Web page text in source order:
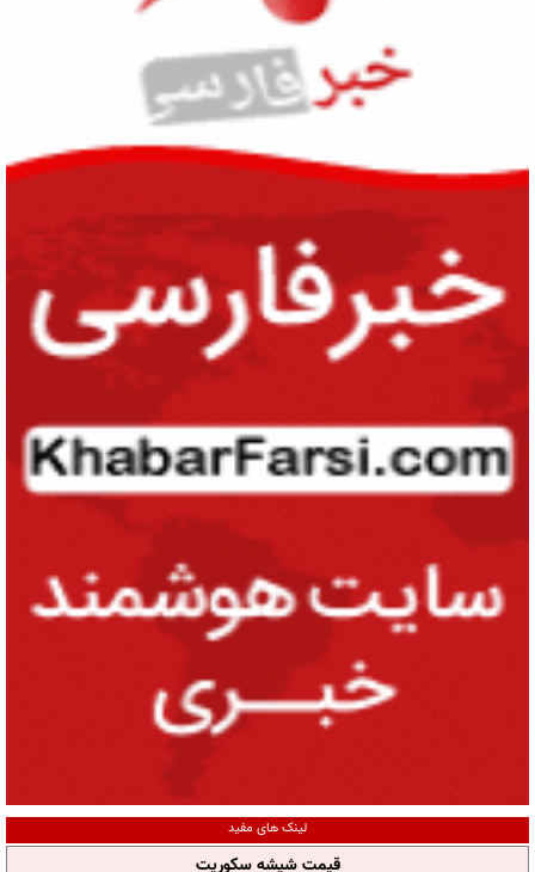
لینک های مفید
قیمت شیشه سکوریت